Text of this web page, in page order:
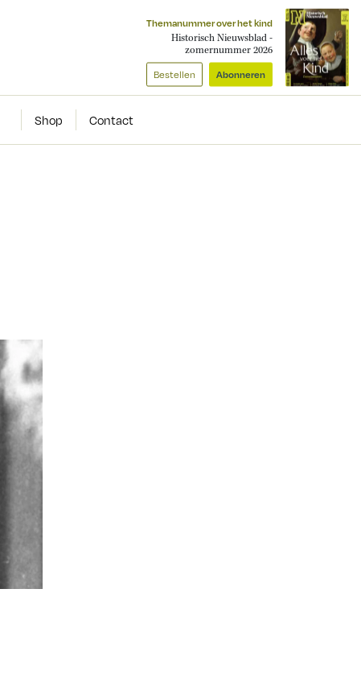
Themanummer over het kind
Historisch Nieuwsblad -
zomernummer 2026
Bestellen Abonneren
Shop Contact